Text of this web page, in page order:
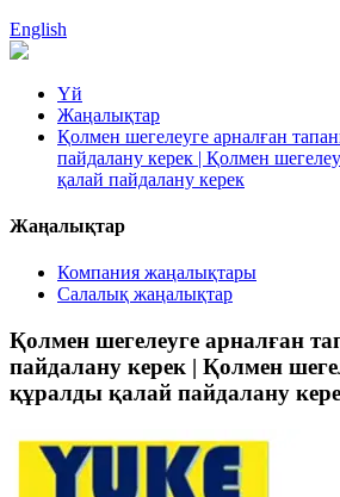
English
Үй
Жаңалықтар
Қолмен шегелеуге арналған
пайдалану керек | Қолмен
қалай пайдалану керек
Жаңалықтар
Компания жаңалықтары
Салалық жаңалықтар
Қолмен шегелеуге арналған
пайдалану керек | Қолмен
құралды қалай пайдалану